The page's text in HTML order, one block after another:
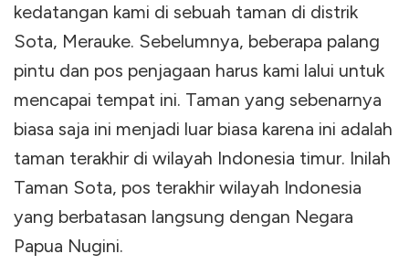
kedatangan kami di sebuah taman di distrik
Sota, Merauke. Sebelumnya, beberapa palang
pintu dan pos penjagaan harus kami lalui untuk
mencapai tempat ini. Taman yang sebenarnya
biasa saja ini menjadi luar biasa karena ini adalah
taman terakhir di wilayah Indonesia timur. Inilah
Taman Sota, pos terakhir wilayah Indonesia
yang berbatasan langsung dengan Negara
Papua Nugini.